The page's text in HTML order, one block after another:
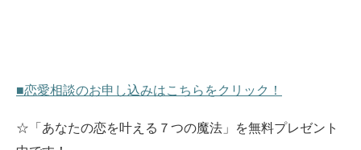
■恋愛相談のお申し込みはこちらをクリック！
☆「あなたの恋を叶える７つの魔法」を無料プレゼント